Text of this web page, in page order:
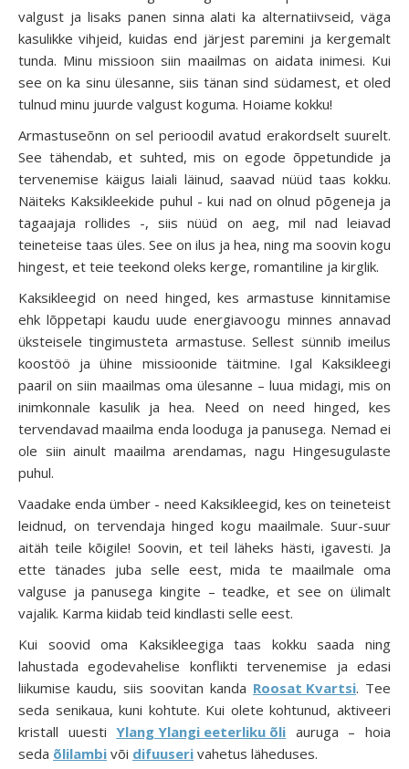
valgust ja lisaks panen sinna alati ka alternatiivseid, väga
kasulikke vihjeid, kuidas end järjest paremini ja kergemalt
tunda. Minu missioon siin maailmas on aidata inimesi. Kui
see on ka sinu ülesanne, siis tänan sind südamest, et oled
tulnud minu juurde valgust koguma. Hoiame kokku!
Armastuseõnn on sel perioodil avatud erakordselt suurelt.
See tähendab, et suhted, mis on egode õppetundide ja
tervenemise käigus laiali läinud, saavad nüüd taas kokku.
Näiteks Kaksikleekide puhul - kui nad on olnud põgeneja ja
tagaajaja rollides -, siis nüüd on aeg, mil nad leiavad
teineteise taas üles. See on ilus ja hea, ning ma soovin kogu
hingest, et teie teekond oleks kerge, romantiline ja kirglik.
Kaksikleegid on need hinged, kes armastuse kinnitamise
ehk lõppetapi kaudu uude energiavoogu minnes annavad
üksteisele tingimusteta armastuse. Sellest sünnib imeilus
koostöö ja ühine missioonide täitmine. Igal Kaksikleegi
paaril on siin maailmas oma ülesanne – luua midagi, mis on
inimkonnale kasulik ja hea. Need on need hinged, kes
tervendavad maailma enda looduga ja panusega. Nemad ei
ole siin ainult maailma arendamas, nagu Hingesugulaste
puhul.
Vaadake enda ümber - need Kaksikleegid, kes on teineteist
leidnud, on tervendaja hinged kogu maailmale. Suur-suur
aitäh teile kõigile! Soovin, et teil läheks hästi, igavesti. Ja
ette tänades juba selle eest, mida te maailmale oma
valguse ja panusega kingite – teadke, et see on ülimalt
vajalik. Karma kiidab teid kindlasti selle eest.
Kui soovid oma Kaksikleegiga taas kokku saada ning
lahustada egodevahelise konflikti tervenemise ja edasi
liikumise kaudu, siis soovitan kanda Roosat Kvartsi. Tee
seda senikaua, kuni kohtute. Kui olete kohtunud, aktiveeri
kristall uuestiYlang Ylangi eeterliku õli auruga – hoia
seda õlilambi või difuuseri vahetus läheduses.